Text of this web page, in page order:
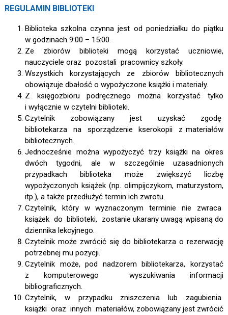
REGULAMIN BIBLIOTEKI
Biblioteka szkolna czynna jest od poniedziałku do piątku
w godzinach 9:00 – 15:00.
Ze zbiorów biblioteki mogą korzystać uczniowie,
nauczyciele oraz pozostali pracownicy szkoły.
Wszystkich korzystających ze zbiorów bibliotecznych
obowiązuje dbałość o wypożyczone książki i materiały.
Z księgozbioru podręcznego można korzystać tylko
i wyłącznie w czytelni biblioteki.
Czytelnik zobowiązany jest uzyskać zgodę
bibliotekarza na sporządzenie kserokopii z materiałów
bibliotecznych.
Jednocześnie można wypożyczyć trzy książki na okres
dwóch tygodni, ale w szczególnie uzasadnionych
przypadkach biblioteka może zwiększyć liczbę
wypożyczonych książek (np. olimpijczykom, maturzystom,
itp.), a także przedłużyć termin ich zwrotu.
Czytelnik, który w wyznaczonym terminie nie zwraca
książek do biblioteki, zostanie ukarany uwagą wpisaną do
dziennika lekcyjnego.
Czytelnik może zwrócić się do bibliotekarza o rezerwację
potrzebnej mu pozycji.
Czytelnik może, pod nadzorem bibliotekarza, korzystać
z komputerowego wyszukiwania informacji
bibliograficznych.
Czytelnik, w przypadku zniszczenia lub zagubienia
książki oraz innych materiałów, zobowiązany jest zwrócić